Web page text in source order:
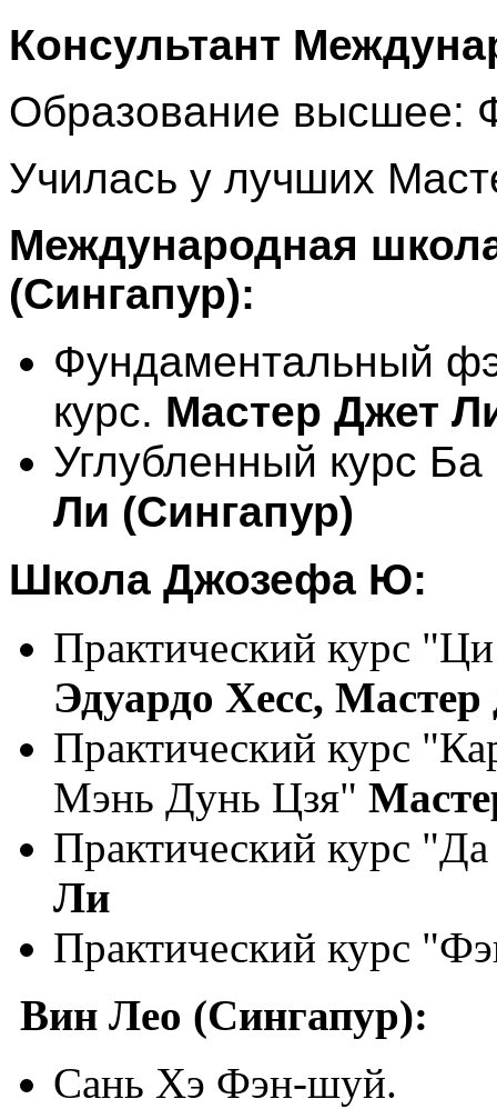
Консультант
Образование высшее:
Училась у лучших
Международная
(Сингапур):
Фундаментальный
курс. Мастер Джет
Углубленный курс
Ли (Сингапур)
Школа Джозефа Ю:
Практический курс
Эдуардо Хесс,
Практический курс
Мэнь Дунь Цзя"
Практический курс
Ли
Практический курс
Вин Лео (Сингапур):
Сань Хэ Фэн-шуй.